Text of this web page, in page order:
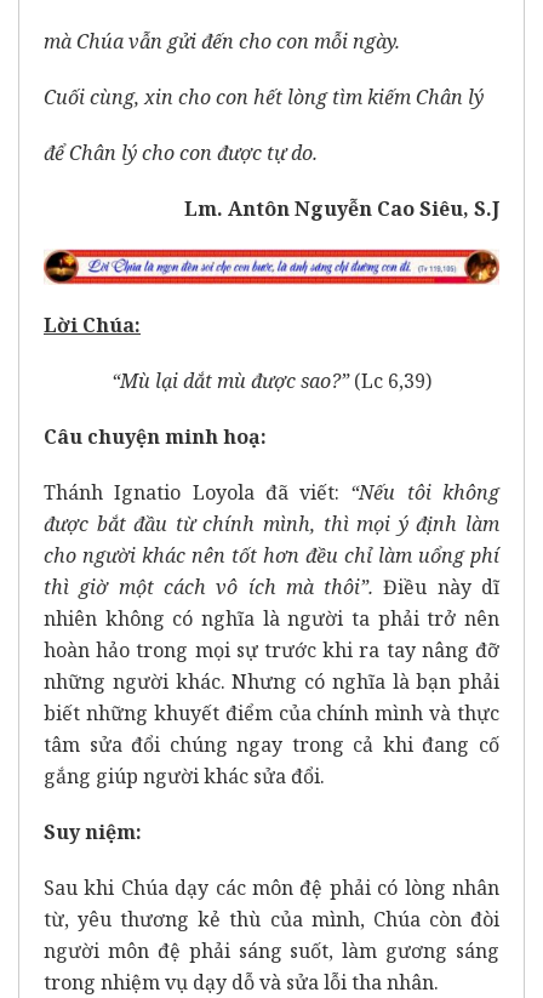
mà Chúa vẫn gửi đến cho con mỗi ngày.
Cuối cùng, xin cho con hết lòng tìm kiếm Chân lý
để Chân lý cho con được tự do.
Lm. Antôn Nguyễn Cao Siêu, S.J
Lời Chúa:
“Mù lại dắt mù được sao?”(Lc 6,39)
Câu chuyện minh hoạ:
Thánh Ignatio Loyola đã viết: “Nếu tôi không
được bắt đầu từ chính mình, thì mọi ý định làm
cho người khác nên tốt hơn đều chỉ làm uổng phí
thì giờ một cách vô ích mà thôi”. Điều này dĩ
nhiên không có nghĩa là người ta phải trở nên
hoàn hảo trong mọi sự trước khi ra tay nâng đỡ
những người khác. Nhưng có nghĩa là bạn phải
biết những khuyết điểm của chính mình và thực
tâm sửa đổi chúng ngay trong cả khi đang cố
gắng giúp người khác sửa đổi.
Suy niệm:
Sau khi Chúa dạy các môn đệ phải có lòng nhân
từ, yêu thương kẻ thù của mình, Chúa còn đòi
người môn đệ phải sáng suốt, làm gương sáng
trong nhiệm vụ dạy dỗ và sửa lỗi tha nhân.